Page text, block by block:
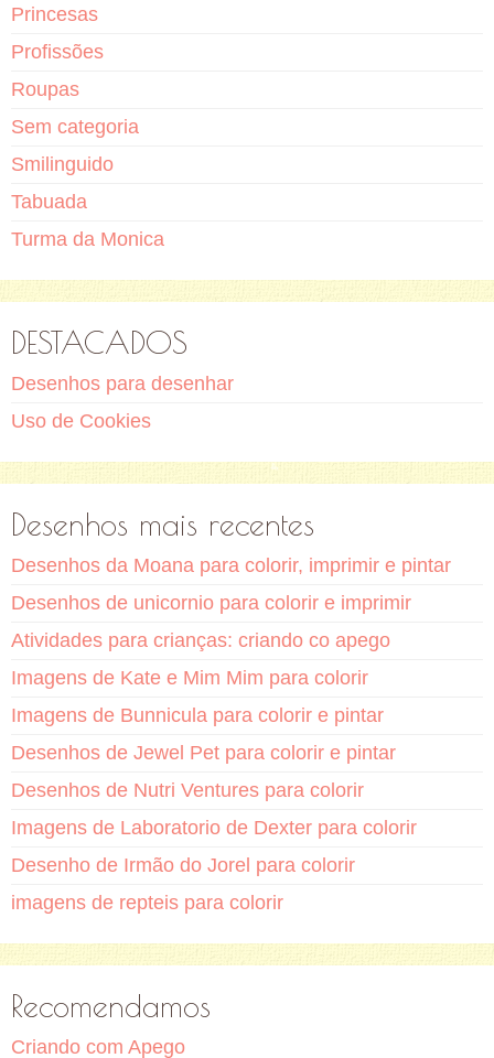
Princesas
Profissões
Roupas
Sem categoria
Smilinguido
Tabuada
Turma da Monica
DESTACADOS
Desenhos para desenhar
Uso de Cookies
Desenhos mais recentes
Desenhos da Moana para colorir, imprimir e pintar
Desenhos de unicornio para colorir e imprimir
Atividades para crianças: criando co apego
Imagens de Kate e Mim Mim para colorir
Imagens de Bunnicula para colorir e pintar
Desenhos de Jewel Pet para colorir e pintar
Desenhos de Nutri Ventures para colorir
Imagens de Laboratorio de Dexter para colorir
Desenho de Irmão do Jorel para colorir
imagens de repteis para colorir
Recomendamos
Criando com Apego